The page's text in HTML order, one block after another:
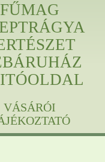
FŰMAG
VÁSÁRÓI